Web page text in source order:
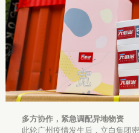
多方协作，紧急调配异地物资
此轮广州疫情发生后，立白集团